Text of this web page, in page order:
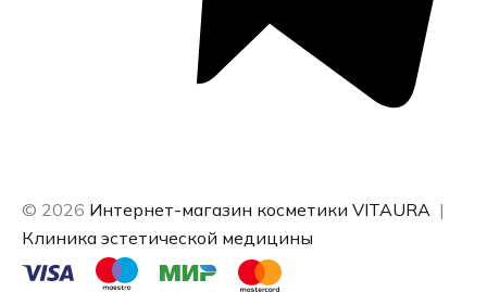
© 2026 Интернет-магазин косметики VITAURA |
Клиника эстетической медицины